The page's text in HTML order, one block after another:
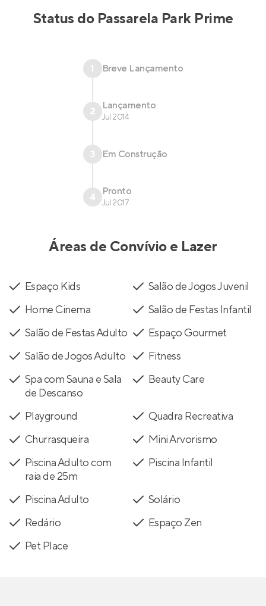
Status do Passarela Park Prime
1 Breve Lançamento
2 Lançamento
Jul 2014
3 Em Construção
4 Pronto
Jul 2017
Áreas de Convívio e Lazer
Espaço Kids
Salão de Jogos Juvenil
Home Cinema
Salão de Festas Infantil
Salão de Festas Adulto
Espaço Gourmet
Salão de Jogos Adulto
Fitness
Spa com Sauna e Sala
de Descanso
Beauty Care
Playground
Quadra Recreativa
Churrasqueira
Mini Arvorismo
Piscina Adulto com
raia de 25m
Piscina Infantil
Piscina Adulto
Solário
Redário
Espaço Zen
Pet Place